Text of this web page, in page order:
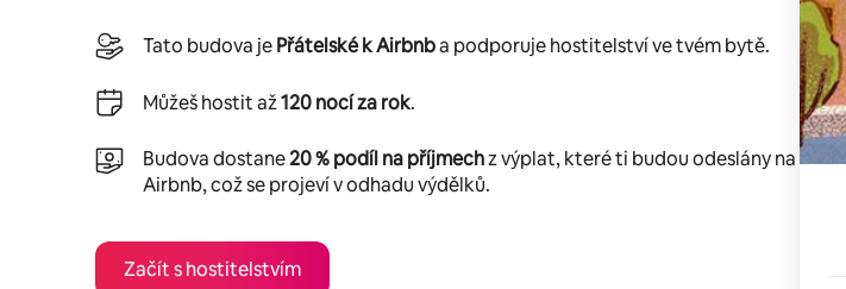
Tato budova jePřátelské k Airbnba podporuje hostitelství ve tvém bytě.
Můžeš hostit až120 nocí za rok.
Budova dostane20 % podíl na příjmechz výplat, které ti budou odeslány na
Airbnb, což se projeví v odhadu výdělků.
Začít s hostitelstvím